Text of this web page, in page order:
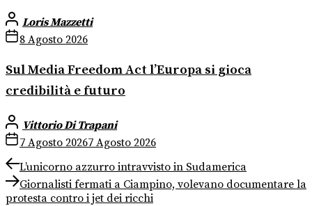
Loris Mazzetti
8 Agosto 2026
Sul Media Freedom Act l’Europa si gioca
credibilità e futuro
Vittorio Di Trapani
7 Agosto 20267 Agosto 2026
Navigazione
articoli
Previous
post:
L’unicorno azzurro intravvisto in Sudamerica
Next
post:
Giornalisti fermati a Ciampino, volevano documentare la
protesta contro i jet dei ricchi